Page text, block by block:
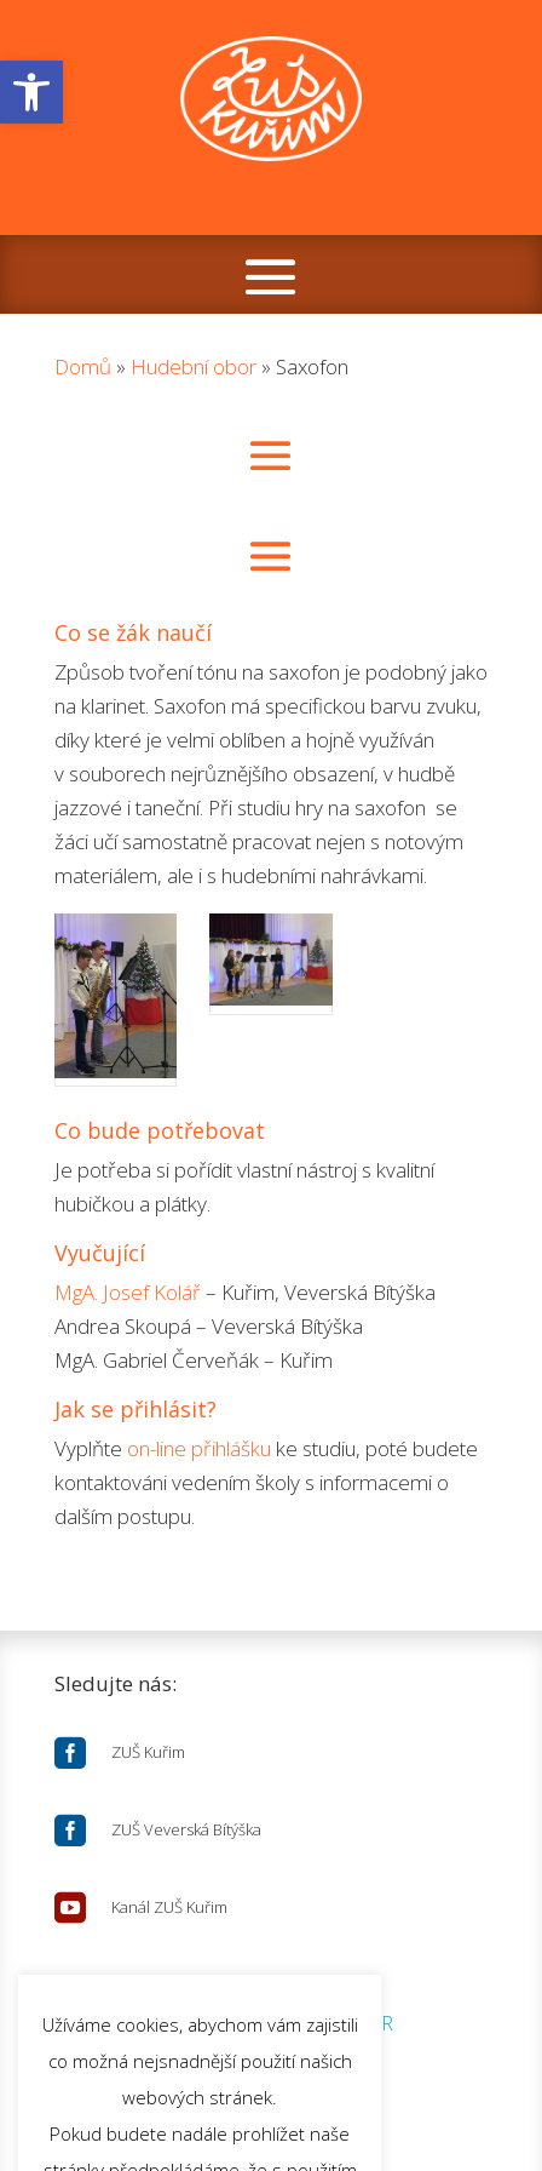
Open toolbar
Domů » Hudební obor» Saxofon
Co se žák naučí
Způsob tvoření tónu na saxofon je podobný jako
na klarinet. Saxofon má specifickou barvu zvuku,
díky které je velmi oblíben a hojně využíván
v souborech nejrůznějšího obsazení, v hudbě
jazzové i taneční. Při studiu hry na saxofon se
žáci učí samostatně pracovat nejen s notovým
materiálem, ale i s hudebními nahrávkami.
Co bude potřebovat
Je potřeba si pořídit vlastní nástroj s kvalitní
hubičkou a plátky.
Vyučující
MgA. Josef Kolář– Kuřim, Veverská Bítýška
Andrea Skoupá – Veverská Bítýška
MgA. Gabriel Červeňák – Kuřim
Jak se přihlásit?
Vyplňte on-line přihlášku ke studiu, poté budete
kontaktováni vedením školy s informacemi o
dalším postupu.
Sledujte nás:
 ZUŠ Kuřim
 ZUŠ Veverská Bítýška
 Kanál ZUŠ Kuřim
© 2026 ZUŠ Kuřim |GDPR
Užíváme cookies, abychom vám zajistili
co možná nejsnadnější použití našich
webových stránek.
Pokud budete nadále prohlížet naše